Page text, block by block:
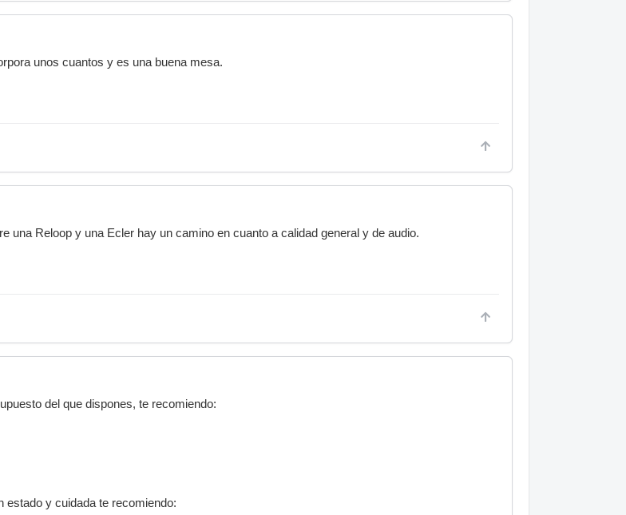
unos cuantos y es una buena mesa.
una Reloop y una Ecler hay un camino en cuanto a calidad general y de audio.
del que dispones, te recomiendo:
estado y cuidada te recomiendo: